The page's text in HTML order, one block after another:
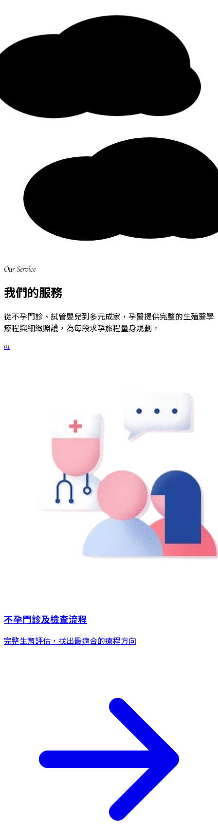
Our Service
我們的服務
從不孕門診、試管嬰兒到多元成家，孕醫提供完整的生殖醫學
療程與細緻照護，為每段求孕旅程量身規劃。
01
不孕門診及檢查流程
完整生育評估，找出最適合的療程方向